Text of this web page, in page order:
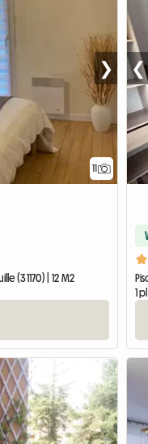
11
❯
(31170) | 12 M2
❮
1